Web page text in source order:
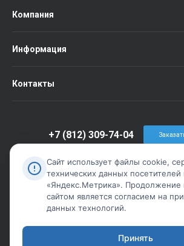
Компания
Информация
Контакты
info@metiz-piter.ru
+7 (812) 309-74-04
г. Санкт-Петербург, пр. Обуховской
Сайт использует файлы cookie,
технических данных посетителей
«Яндекс.Метрика». Продолжение
сайтом является согласием на
данных технологий.
Принять